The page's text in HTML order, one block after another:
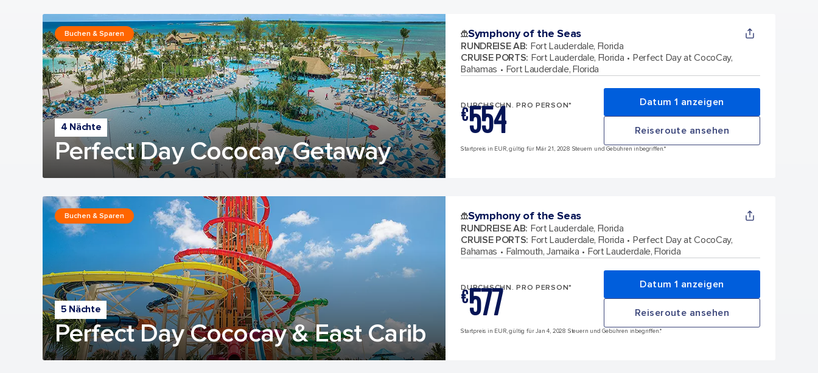
4 Nächte
Perfect Day Cococay Getaway
Buchen & Sparen Symphony of the Seas
RUNDREISE AB: Fort Lauderdale, Florida
CRUISE PORTS: Fort Lauderdale, Florida
Perfect Day at CocoCay,
Bahamas
Fort Lauderdale, Florida
DURCHSCHN. PRO PERSON*
€554 Datum 1 anzeigen
Reiseroute ansehen
Startpreis in EUR, gültig für Mär 21, 2028 Steuern und Gebühren inbegriffen.*
5 Nächte
Perfect Day Cococay & East Carib
Buchen & Sparen Symphony of the Seas
RUNDREISE AB: Fort Lauderdale, Florida
CRUISE PORTS: Fort Lauderdale, Florida
Perfect Day at CocoCay,
Bahamas
Falmouth, Jamaika Fort Lauderdale, Florida
DURCHSCHN. PRO PERSON*
€577 Datum 1 anzeigen
Reiseroute ansehen
Startpreis in EUR, gültig für Jan 4, 2028 Steuern und Gebühren inbegriffen.*